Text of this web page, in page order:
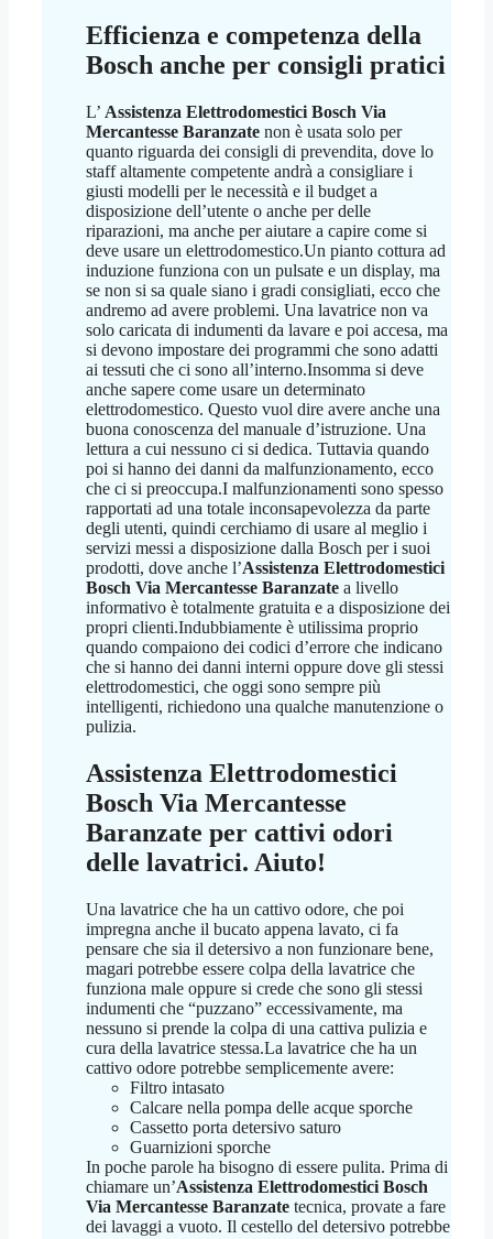
Efficienza e competenza della
Bosch anche per consigli pratici
L’ Assistenza Elettrodomestici Bosch Via
Mercantesse Baranzate non è usata solo per
quanto riguarda dei consigli di prevendita, dove lo
staff altamente competente andrà a consigliare i
giusti modelli per le necessità e il budget a
disposizione dell’utente o anche per delle
riparazioni, ma anche per aiutare a capire come si
deve usare un elettrodomestico.Un pianto cottura ad
induzione funziona con un pulsate e un display, ma
se non si sa quale siano i gradi consigliati, ecco che
andremo ad avere problemi. Una lavatrice non va
solo caricata di indumenti da lavare e poi accesa, ma
si devono impostare dei programmi che sono adatti
ai tessuti che ci sono all’interno.Insomma si deve
anche sapere come usare un determinato
elettrodomestico. Questo vuol dire avere anche una
buona conoscenza del manuale d’istruzione. Una
lettura a cui nessuno ci si dedica. Tuttavia quando
poi si hanno dei danni da malfunzionamento, ecco
che ci si preoccupa.I malfunzionamenti sono spesso
rapportati ad una totale inconsapevolezza da parte
degli utenti, quindi cerchiamo di usare al meglio i
servizi messi a disposizione dalla Bosch per i suoi
prodotti, dove anche l’Assistenza Elettrodomestici
Bosch Via Mercantesse Baranzate a livello
informativo è totalmente gratuita e a disposizione dei
propri clienti.Indubbiamente è utilissima proprio
quando compaiono dei codici d’errore che indicano
che si hanno dei danni interni oppure dove gli stessi
elettrodomestici, che oggi sono sempre più
intelligenti, richiedono una qualche manutenzione o
pulizia.
Assistenza Elettrodomestici
Bosch Via Mercantesse
Baranzate per cattivi odori
delle lavatrici. Aiuto!
Una lavatrice che ha un cattivo odore, che poi
impregna anche il bucato appena lavato, ci fa
pensare che sia il detersivo a non funzionare bene,
magari potrebbe essere colpa della lavatrice che
funziona male oppure si crede che sono gli stessi
indumenti che “puzzano” eccessivamente, ma
nessuno si prende la colpa di una cattiva pulizia e
cura della lavatrice stessa.La lavatrice che ha un
cattivo odore potrebbe semplicemente avere:
Filtro intasato
Calcare nella pompa delle acque sporche
Cassetto porta detersivo saturo
Guarnizioni sporche
In poche parole ha bisogno di essere pulita. Prima di
chiamare un’Assistenza Elettrodomestici Bosch
Via Mercantesse Baranzate tecnica, provate a fare
dei lavaggi a vuoto. Il cestello del detersivo potrebbe